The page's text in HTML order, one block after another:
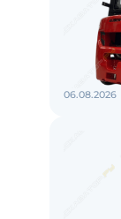
06.08.2026